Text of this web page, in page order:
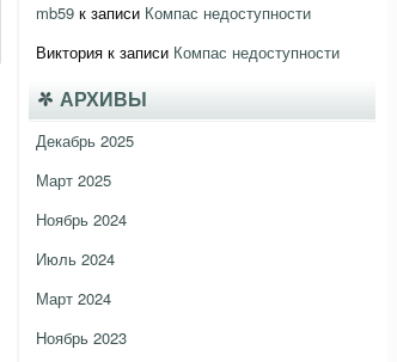
mb59 к записи Компас недоступности
Виктория к записи Компас недоступности
АРХИВЫ
Декабрь 2025
Март 2025
Ноябрь 2024
Июль 2024
Март 2024
Ноябрь 2023